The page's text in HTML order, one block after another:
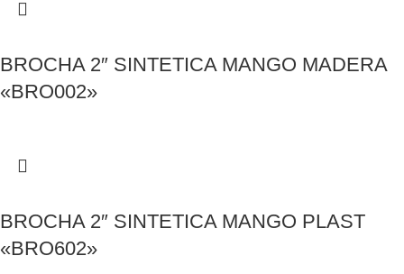
BROCHA 2″ SINTETICA MANGO MADERA
«BRO002»
BROCHA 2″ SINTETICA MANGO PLAST
«BRO602»